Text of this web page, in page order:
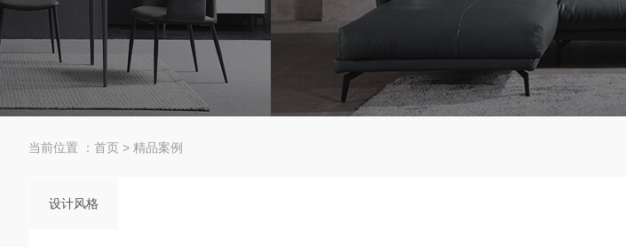
当前位置 ： 首页 > 精品案例
设计风格